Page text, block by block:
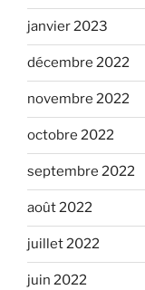
janvier 2023
décembre 2022
novembre 2022
octobre 2022
septembre 2022
août 2022
juillet 2022
juin 2022